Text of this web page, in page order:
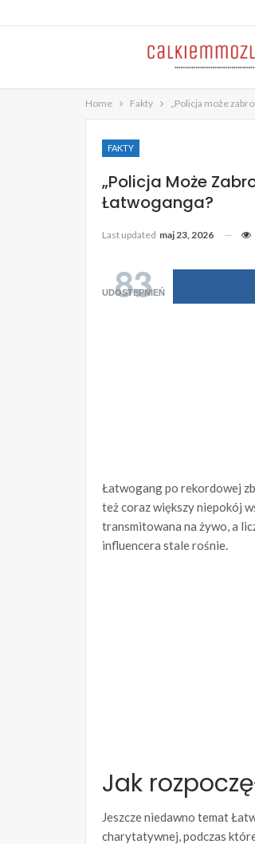
Home Fakty „Policja może
FAKTY
„Policja Może
Łatwoganga?
Last updated maj 23, 2026
83
UDOSTĘPNIEŃ
Łatwogang po rekordowej
też coraz większy niepokój
transmitowana na żywo, a
influencera stale rośnie.
Jak
Jeszcze niedawno temat
charytatywnej, podczas